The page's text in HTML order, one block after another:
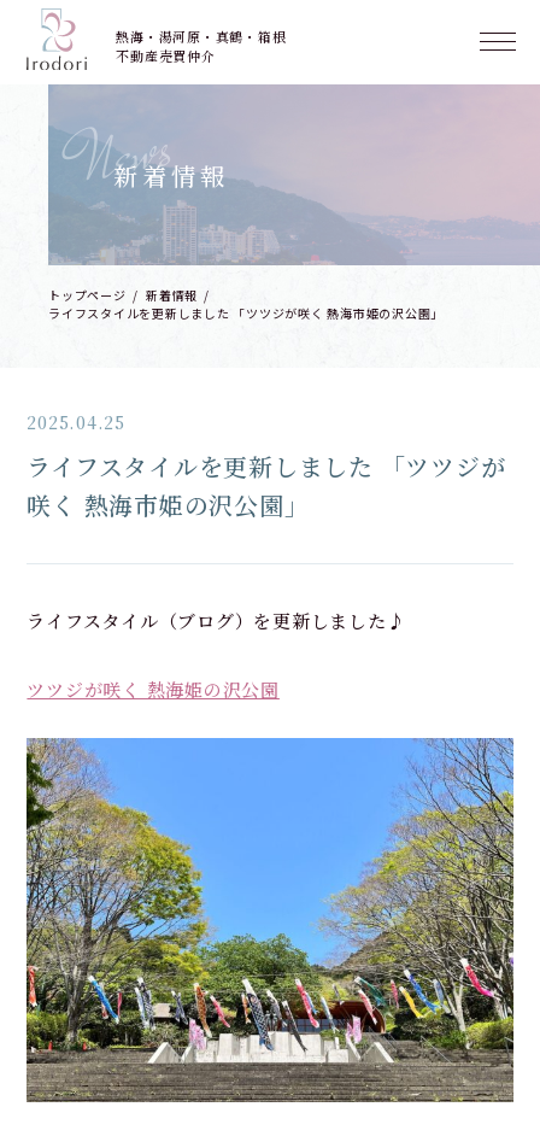
熱海・湯河原・真鶴・箱根
不動産売買仲介
新着情報
News
トップページ
新着情報
ライフスタイルを更新しました 「ツツジが咲く 熱海市姫の沢公園」
2025.04.25
ライフスタイルを更新しました 「ツツジが
咲く 熱海市姫の沢公園」
ライフスタイル（ブログ）を更新しました♪
ツツジが咲く 熱海姫の沢公園